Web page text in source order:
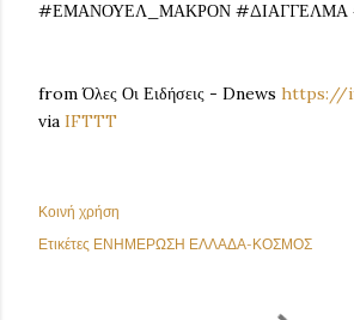
#ΕΜΑΝΟΥΕΛ_ΜΑΚΡΟΝ #ΔΙΑΓΓΕΛΜΑ
from Όλες Οι Ειδήσεις - Dnews https://
via IFTTT
Κοινή χρήση
Ετικέτες ΕΝΗΜΕΡΩΣΗ ΕΛΛΑΔΑ-ΚΟΣΜΟΣ